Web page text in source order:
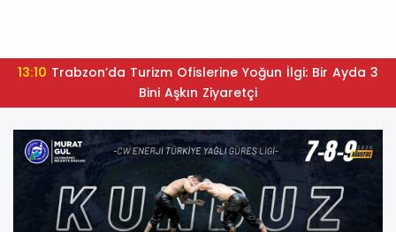
13:10
Bini Aşkın Ziyaretçi